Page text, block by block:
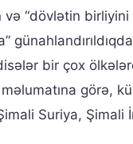
“dövlətin
bir çox
görə,
Suriya, Şimali